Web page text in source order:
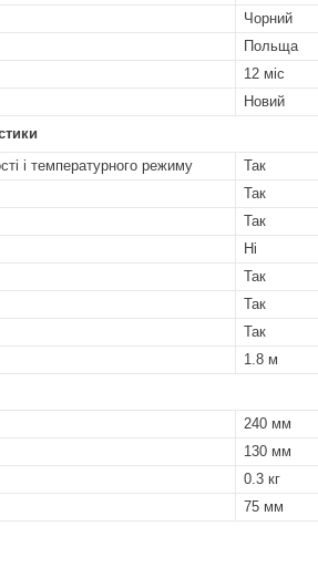
Чорний
Польща
12 міс
Новий
і температурного режиму
Так
Так
Так
Ні
Так
Так
Так
1.8 м
240 мм
130 мм
0.3 кг
75 мм